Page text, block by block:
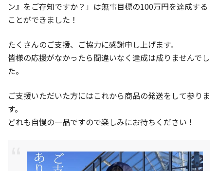
ン』をご存知ですか？」は無事目標の100万円を達成する
ことができました！
たくさんのご支援、ご協力に感謝申し上げます。
皆様の応援がなかったら間違いなく達成は成りませんでし
た。
ご支援いただいた方にはこれから商品の発送をして参りま
す。
どれも自慢の一品ですので楽しみにお待ちください！